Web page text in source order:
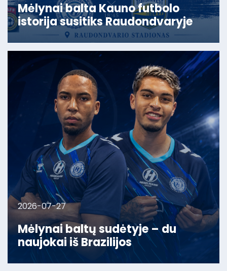
Mėlynai balta Kauno futbolo
istorija susitiks Raudondvaryje
2026-07-27
Mėlynai baltų sudėtyje – du
naujokai iš Brazilijos